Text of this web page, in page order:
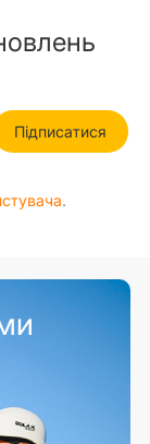
Підписатися
.